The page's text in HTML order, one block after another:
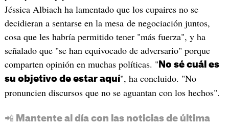
Jéssica Albiach ha lamentado que los cupaires no se
decidieran a sentarse en la mesa de negociación juntos,
cosa que les habría permitido tener "más fuerza", y ha
señalado que "se han equivocado de adversario" porque
comparten opinión en muchas políticas. " No sé cuál es
su objetivo de estar aquí", ha concluido. "No
pronuncien discursos que no se aguantan con los hechos".
📲 Mantente al día con las noticias de última